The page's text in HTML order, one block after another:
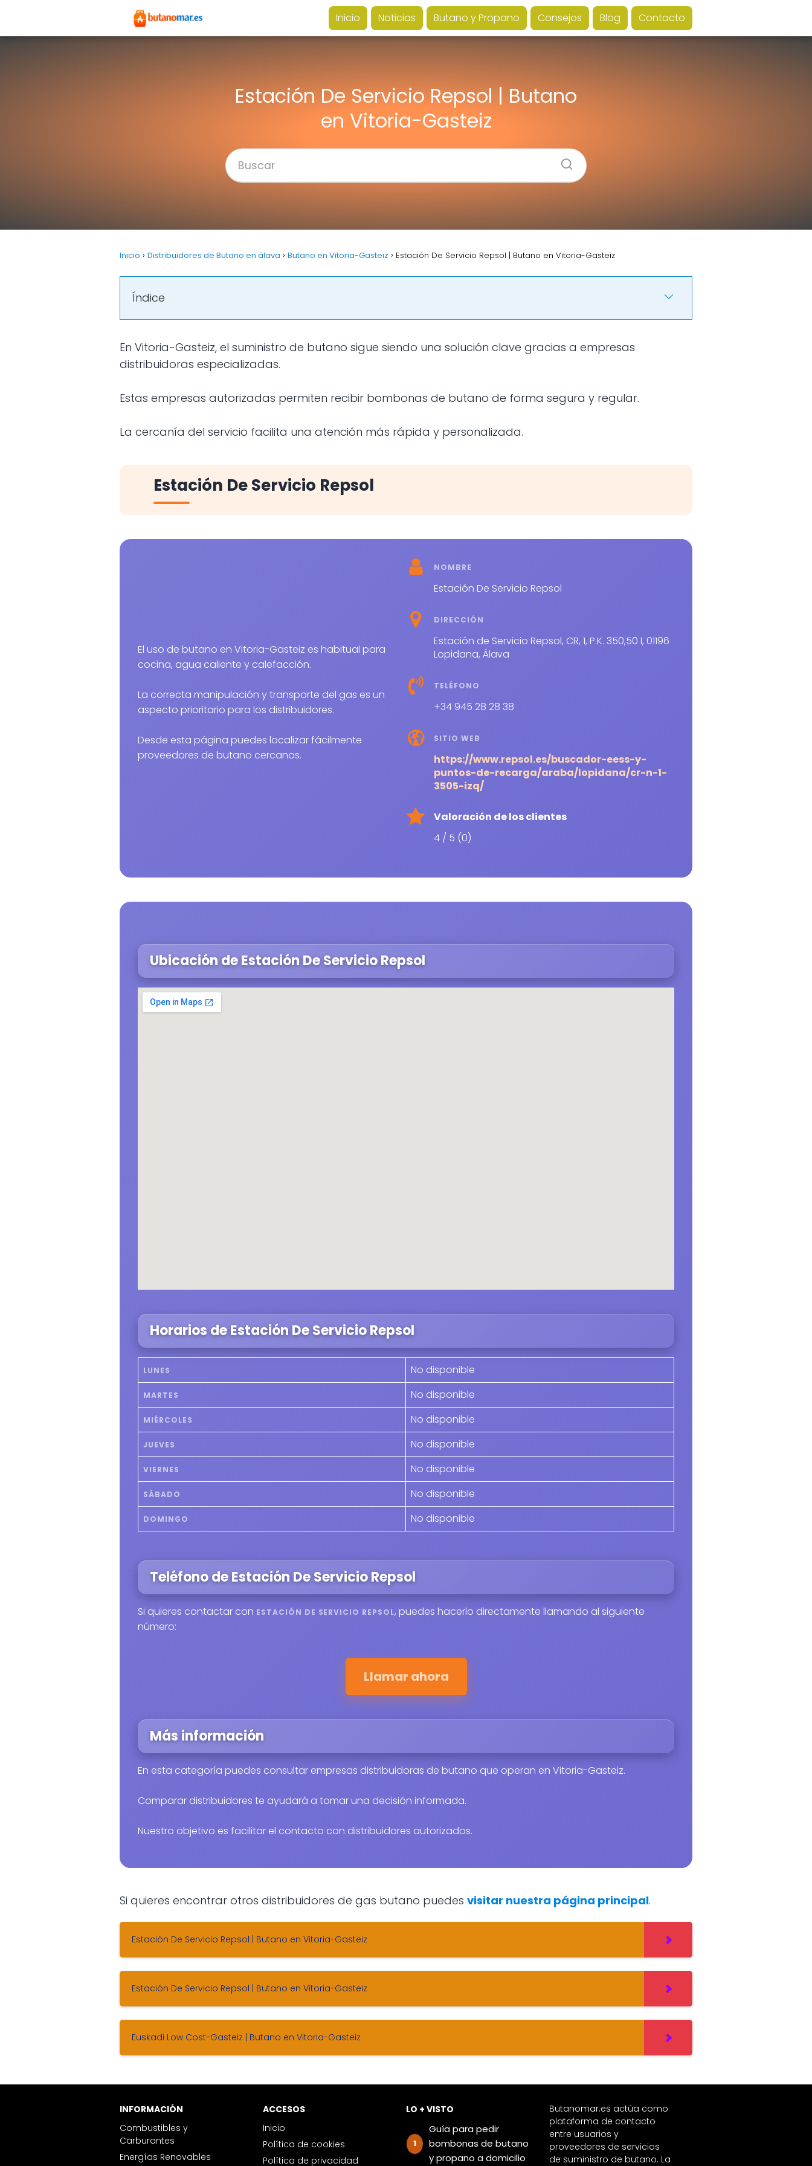
Inicio Noticias Butano y Propano Consejos Blog Contacto
Estación De Servicio Repsol | Butano
en Vitoria-Gasteiz
Inicio Distribuidores de Butano en álava Butano en Vitoria-Gasteiz Estación De Servicio Repsol | Butano en Vitoria-Gasteiz
Índice
En Vitoria-Gasteiz, el suministro de butano sigue siendo una solución clave gracias a empresas
distribuidoras especializadas.
Estas empresas autorizadas permiten recibir bombonas de butano de forma segura y regular.
La cercanía del servicio facilita una atención más rápida y personalizada.
Estación De Servicio Repsol
El uso de butano en Vitoria-Gasteiz es habitual para
cocina, agua caliente y calefacción.
La correcta manipulación y transporte del gas es un
aspecto prioritario para los distribuidores.
Desde esta página puedes localizar fácilmente
proveedores de butano cercanos.
NOMBRE
Estación De Servicio Repsol
DIRECCIÓN
Estación de Servicio Repsol, CR, 1, P.K. 350,50 I, 01196
Lopidana, Álava
TELÉFONO
+34 945 28 28 38
SITIO WEB
https://www.repsol.es/buscador-eess-y-
puntos-de-recarga/araba/lopidana/cr-n-1-
3505-izq/
Valoración de los clientes
4 / 5 (0)
Ubicación de Estación De Servicio Repsol
Horarios de Estación De Servicio Repsol
LUNES No disponible
MARTES No disponible
MIÉRCOLES No disponible
JUEVES No disponible
VIERNES No disponible
SÁBADO No disponible
DOMINGO No disponible
Teléfono de Estación De Servicio Repsol
Si quieres contactar con ESTACIÓN DE SERVICIO REPSOL, puedes hacerlo directamente llamando al siguiente
número:
Llamar ahora
Más información
En esta categoría puedes consultar empresas distribuidoras de butano que operan en Vitoria-Gasteiz.
Comparar distribuidores te ayudará a tomar una decisión informada.
Nuestro objetivo es facilitar el contacto con distribuidores autorizados.
Si quieres encontrar otros distribuidores de gas butano puedes visitar nuestra página principal.
Estación De Servicio Repsol | Butano en Vitoria-Gasteiz
Estación De Servicio Repsol | Butano en Vitoria-Gasteiz
Euskadi Low Cost-Gasteiz | Butano en Vitoria-Gasteiz
INFORMACIÓN
Combustibles y
Carburantes
Energías Renovables
ACCESOS
Inicio
Política de cookies
Política de privacidad
LO + VISTO
Guía para pedir
bombonas de butano
y propano a domicilio
Butanomar.es actúa como
plataforma de contacto
entre usuarios y
proveedores de servicios
de suministro de butano. La